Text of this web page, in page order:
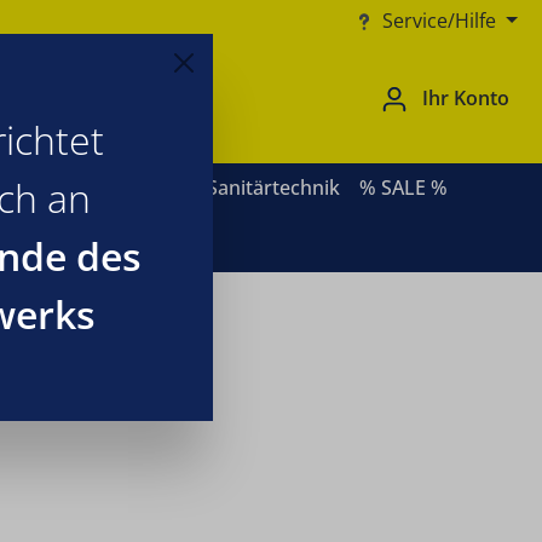
Service/Hilfe
Ihr Konto
Heizsysteme Sanitärtechnik % SALE %
an
des